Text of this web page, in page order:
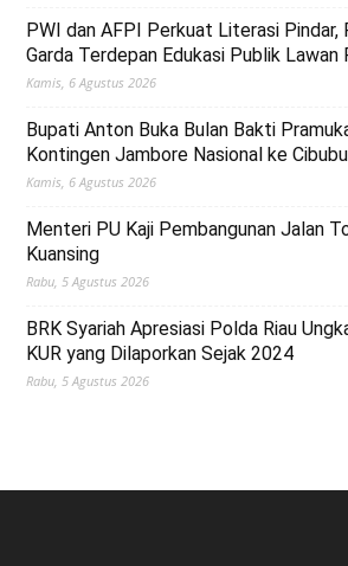
PWI dan AFPI Perkuat Literasi Pindar,
Garda Terdepan Edukasi Publik Lawan
Kamis, 6 Agustus 2026
Bupati Anton Buka Bulan Bakti
Kontingen Jambore Nasional ke
Kamis, 6 Agustus 2026
Menteri PU Kaji Pembangunan Jalan
Kuansing
Rabu, 5 Agustus 2026
BRK Syariah Apresiasi Polda Riau
KUR yang Dilaporkan Sejak 2024
Rabu, 5 Agustus 2026